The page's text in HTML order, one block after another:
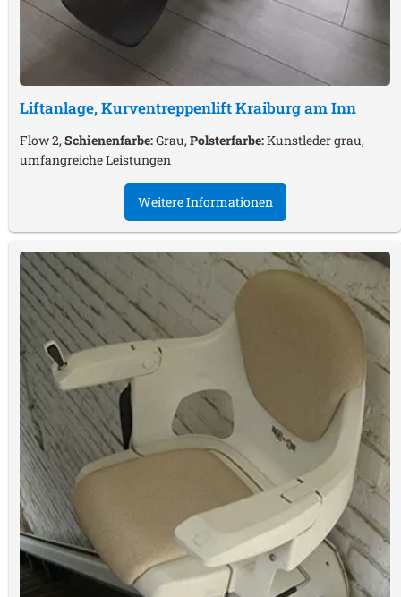
Liftanlage, KurventreppenliftKraiburg am Inn
Flow 2,Schienenfarbe:Grau,Polsterfarbe:Kunstleder grau,
umfangreiche Leistungen
Weitere Informationen